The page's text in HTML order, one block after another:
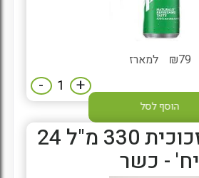
79
₪ למארז
+
-
הוסף לסל
מיץ מנגו זכוכית 330 מ"ל 24
יח' - כשר